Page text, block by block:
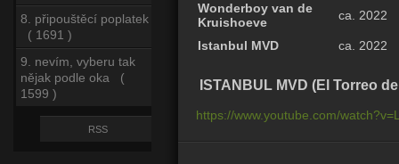
8. připouštěcí poplatek
( 1691 )
9. nevím, vyberu tak
nějak podle oka (
1599 )
RSS
Wonderboy van de
Kruishoeve
ca. 2022
Istanbul MVD ca. 2022
ISTANBUL MVD (El Torreo
https://www.youtube.com/